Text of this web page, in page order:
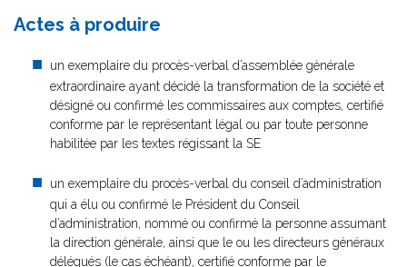
Actes à produire
un exemplaire du procès-verbal d’assemblée générale
extraordinaire ayant décidé la transformation de la société et
désigné ou confirmé les commissaires aux comptes, certifié
conforme par le représentant légal ou par toute personne
habilitée par les textes régissant la SE
un exemplaire du procès-verbal du conseil d’administration
qui a élu ou confirmé le Président du Conseil
d’administration, nommé ou confirmé la personne assumant
la direction générale, ainsi que le ou les directeurs généraux
délégués (le cas échéant), certifié conforme par le